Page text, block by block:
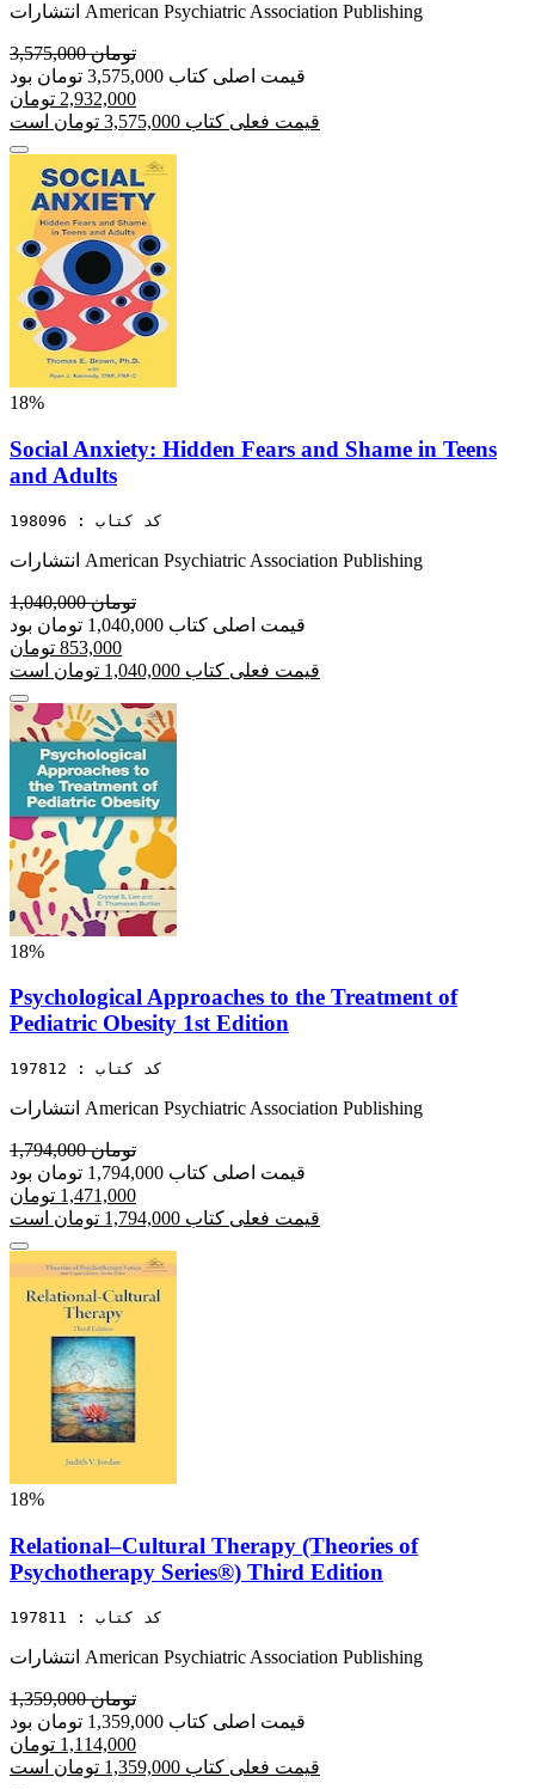
انتشارات American Psychiatric Association Publishing
3,575,000 تومان
قیمت اصلی کتاب 3,575,000 تومان بود
2,932,000 تومان
قیمت فعلی کتاب 3,575,000 تومان است
18%
Social Anxiety: Hidden Fears and Shame in Teens
and Adults
کد کتاب : 198096
انتشارات American Psychiatric Association Publishing
1,040,000 تومان
قیمت اصلی کتاب 1,040,000 تومان بود
853,000 تومان
قیمت فعلی کتاب 1,040,000 تومان است
18%
Psychological Approaches to the Treatment of
Pediatric Obesity 1st Edition
کد کتاب : 197812
انتشارات American Psychiatric Association Publishing
1,794,000 تومان
قیمت اصلی کتاب 1,794,000 تومان بود
1,471,000 تومان
قیمت فعلی کتاب 1,794,000 تومان است
18%
Relational–Cultural Therapy (Theories of
Psychotherapy Series®) Third Edition
کد کتاب : 197811
انتشارات American Psychiatric Association Publishing
1,359,000 تومان
قیمت اصلی کتاب 1,359,000 تومان بود
1,114,000 تومان
قیمت فعلی کتاب 1,359,000 تومان است